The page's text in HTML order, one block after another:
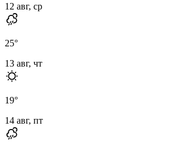
12 авг, ср
25°
13 авг, чт
19°
14 авг, пт